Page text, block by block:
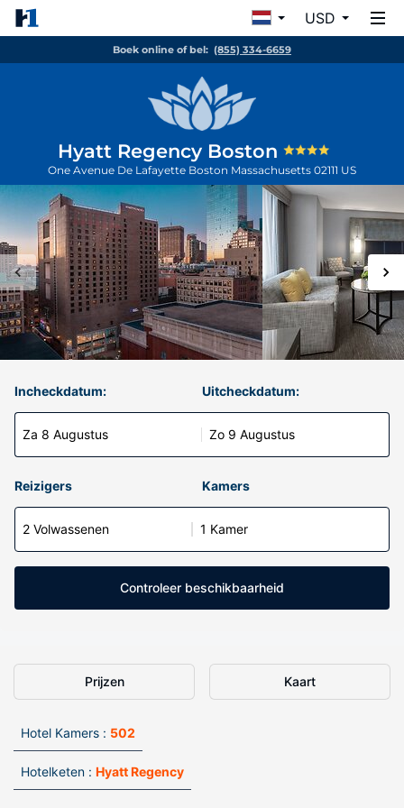
USD
Boek online of bel: (855) 334-6659
Hyatt Regency Boston
One Avenue De Lafayette Boston Massachusetts 02111 US
Incheckdatum:
Za 8 Augustus
Uitcheckdatum:
Zo 9 Augustus
Reizigers Kamers
2 Volwassenen 1 Kamer
Controleer beschikbaarheid
Prijzen Kaart
Hotel Kamers : 502
Hotelketen : Hyatt Regency